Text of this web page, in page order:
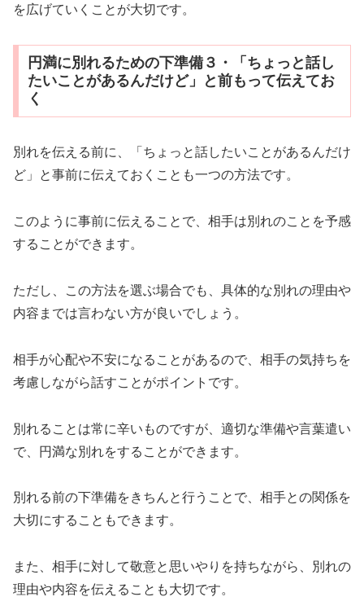
を広げていくことが大切です。
円満に別れるための下準備３・「ちょっと話し
たいことがあるんだけど」と前もって伝えてお
く
別れを伝える前に、「ちょっと話したいことがあるんだけ
ど」と事前に伝えておくことも一つの方法です。
このように事前に伝えることで、相手は別れのことを予感
することができます。
ただし、この方法を選ぶ場合でも、具体的な別れの理由や
内容までは言わない方が良いでしょう。
相手が心配や不安になることがあるので、相手の気持ちを
考慮しながら話すことがポイントです。
別れることは常に辛いものですが、適切な準備や言葉遣い
で、円満な別れをすることができます。
別れる前の下準備をきちんと行うことで、相手との関係を
大切にすることもできます。
また、相手に対して敬意と思いやりを持ちながら、別れの
理由や内容を伝えることも大切です。